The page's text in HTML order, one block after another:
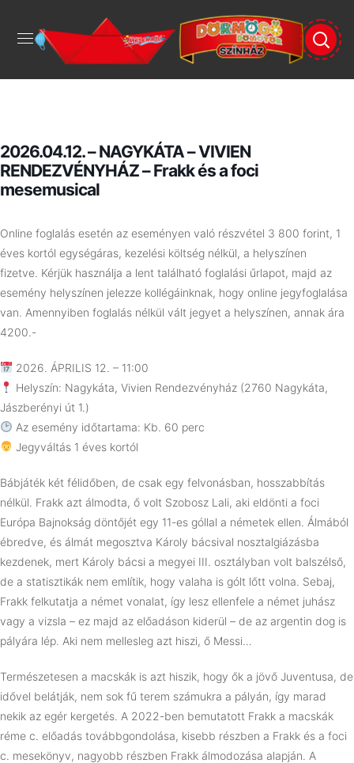
2026.04.12. – NAGYKÁTA – VIVIEN
RENDEZVÉNYHÁZ – Frakk és a foci
mesemusical
Online foglalás esetén az eseményen való részvétel 3 800 forint, 1
éves kortól egységáras, kezelési költség nélkül, a helyszínen
fizetve. Kérjük használja a lent található foglalási űrlapot, majd az
esemény helyszínen jelezze kollégáinknak, hogy online jegyfoglalása
van. Amennyiben foglalás nélkül vált jegyet a helyszínen, annak ára
4200.-
2026. ÁPRILIS 12. – 11:00
Helyszín: Nagykáta, Vivien Rendezvényház (2760 Nagykáta,
Jászberényi út 1.)
Az esemény időtartama: Kb. 60 perc
Jegyváltás 1 éves kortól
Bábjáték két félidőben, de csak egy felvonásban, hosszabbítás
nélkül. Frakk azt álmodta, ő volt Szobosz Lali, aki eldönti a foci
Európa Bajnokság döntőjét egy 11-es góllal a németek ellen. Álmából
ébredve, és álmát megosztva Károly bácsival nosztalgiázásba
kezdenek, mert Károly bácsi a megyei III. osztályban volt balszélső,
de a statisztikák nem említik, hogy valaha is gólt lőtt volna. Sebaj,
Frakk felkutatja a német vonalat, így lesz ellenfele a német juhász
vagy a vizsla – ez majd az előadáson kiderül – de az argentin dog is
pályára lép. Aki nem mellesleg azt hiszi, ő Messi…
Természetesen a macskák is azt hiszik, hogy ők a jövő Juventusa, de
idővel belátják, nem sok fű terem számukra a pályán, így marad
nekik az egér kergetés. A 2022-ben bemutatott Frakk a macskák
réme c. előadás továbbgondolása, kisebb részben a Frakk és a foci
c. mesekönyv, nagyobb részben Frakk álmodozása alapján. A